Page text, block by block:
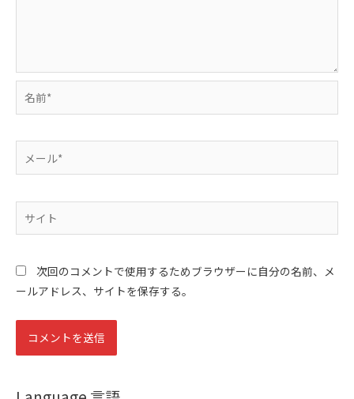
次回のコメントで使用するためブラウザーに自分の名前、メ
ールアドレス、サイトを保存する。